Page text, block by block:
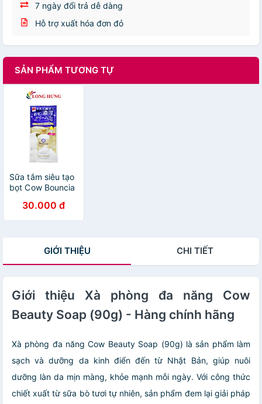
7 ngày đổi trả dễ dàng
Hỗ trợ xuất hóa đơn đỏ
SẢN PHẨM TƯƠNG TỰ
Sữa tắm siêu tạo
bọt Cow Bouncia
(12ml/360ml/460ml/480ml)
- Hàng chính
30.000 đ
GIỚI THIỆU CHI TIẾT
Giới thiệu Xà phòng đa năng Cow
Beauty Soap (90g) - Hàng chính hãng
Xà phòng đa năng Cow Beauty Soap (90g) là sản phẩm làm
sạch và dưỡng da kinh điển đến từ Nhật Bản, giúp nuôi
dưỡng làn da mịn màng, khỏe mạnh mỗi ngày. Với công thức
chiết xuất từ sữa bò tươi tự nhiên, sản phẩm đem lại giải pháp